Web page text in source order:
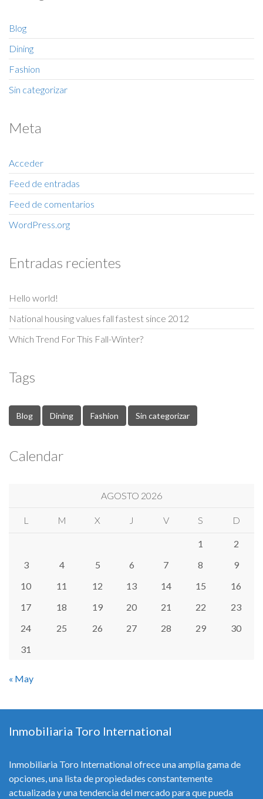
Blog
Dining
Fashion
Sin categorizar
Meta
Acceder
Feed de entradas
Feed de comentarios
WordPress.org
Entradas recientes
Hello world!
National housing values fall fastest since 2012
Which Trend For This Fall-Winter?
Tags
Blog Dining Fashion Sin categorizar
Calendar
AGOSTO 2026
L M X J V S D
1
2
3
4 5 6 7 8
9
10
11 12 13 14 15
16
17
18 19 20 21 22
23
24
25 26 27 28 29
30
31
« May
Inmobiliaria Toro International
Inmobiliaria Toro International ofrece una amplia gama de
opciones, una lista de propiedades constantemente
actualizada y una tendencia del mercado para que pueda